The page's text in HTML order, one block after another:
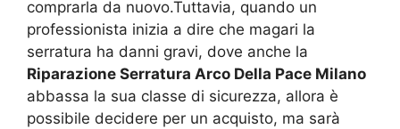
comprarla da nuovo.Tuttavia, quando un
professionista inizia a dire che magari la
serratura ha danni gravi, dove anche la
Riparazione Serratura Arco Della Pace Milano
abbassa la sua classe di sicurezza, allora è
possibile decidere per un acquisto, ma sarà